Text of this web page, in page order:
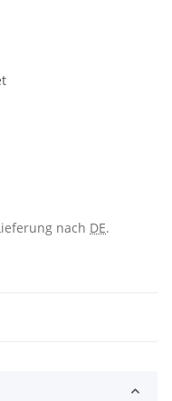
nach DE.